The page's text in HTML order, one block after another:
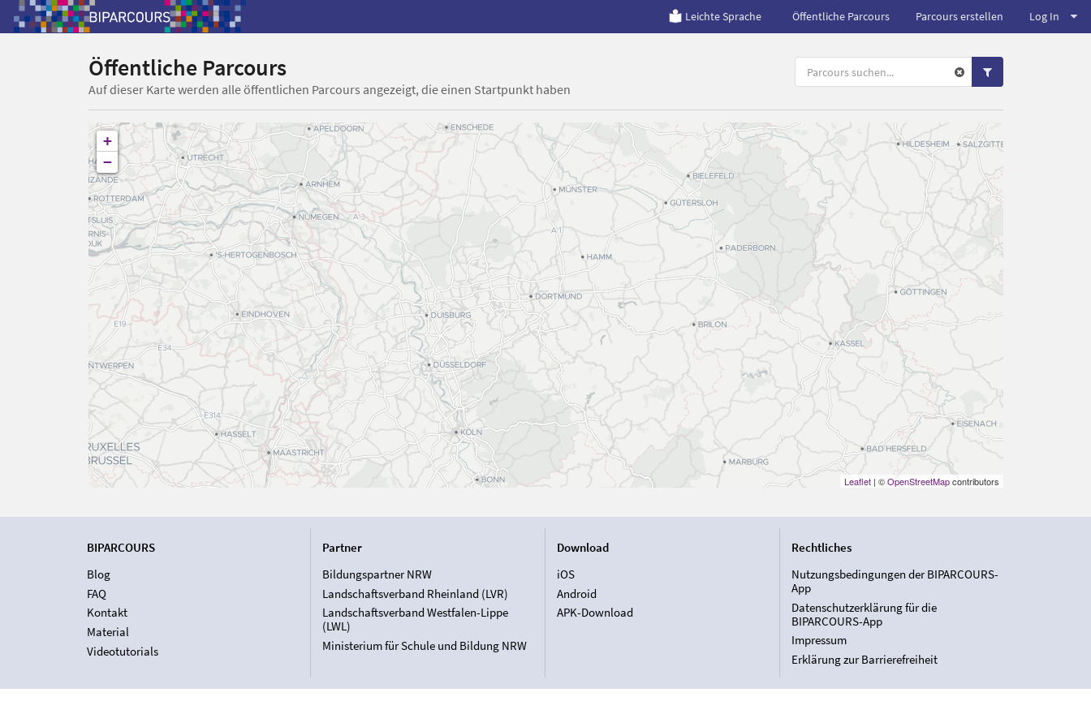
Leichte Sprache Öffentliche Parcours Parcours erstellen Log In
Öffentliche Parcours
Auf dieser Karte werden alle öffentlichen Parcours angezeigt, die einen Startpunkt haben
+
−
Leaflet| ©OpenStreetMapcontributors
BIPARCOURS
Blog
FAQ
Kontakt
Material
Videotutorials
Partner
Bildungspartner NRW
Landschaftsverband Rheinland (LVR)
Landschaftsverband Westfalen-Lippe
(LWL)
Ministerium für Schule und Bildung NRW
Download
iOS
Android
APK-Download
Rechtliches
Nutzungsbedingungen der BIPARCOURS-
App
Datenschutzerklärung für die
BIPARCOURS-App
Impressum
Erklärung zur Barrierefreiheit